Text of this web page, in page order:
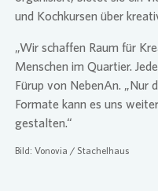
und Kochkursen über
„Wir schaffen Raum für
Menschen im Quartier.
Fürup von NebenAn. „Nur
Formate kann es uns
gestalten.“
Bild: Vonovia / Stachelhaus